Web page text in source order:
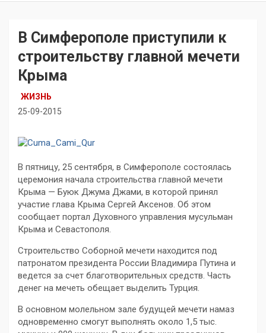
В Симферополе приступили к
строительству главной мечети
Крыма
ЖИЗНЬ
25-09-2015
В пятницу, 25 сентября, в Симферополе состоялась
церемония начала строительства главной мечети
Крыма — Буюк Джума Джами, в которой принял
участие глава Крыма Сергей Аксенов. Об этом
сообщает портал Духовного управления мусульман
Крыма и Севастополя.
Строительство Соборной мечети находится под
патронатом президента России Владимира Путина и
ведется за счет благотворительных средств. Часть
денег на мечеть обещает выделить Турция.
В основном молельном зале будущей мечети намаз
одновременно смогут выполнять около 1,5 тыс.